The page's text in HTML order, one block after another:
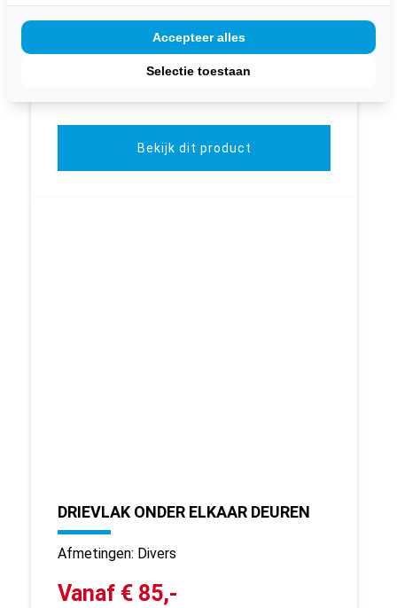
Afmetingen: diverse afmetingen
Bekijk dit product
DRIEVLAK ONDER ELKAAR DEUREN
Afmetingen: Divers
Vanaf € 85,-
Selectie toestaan
Accepteer alles